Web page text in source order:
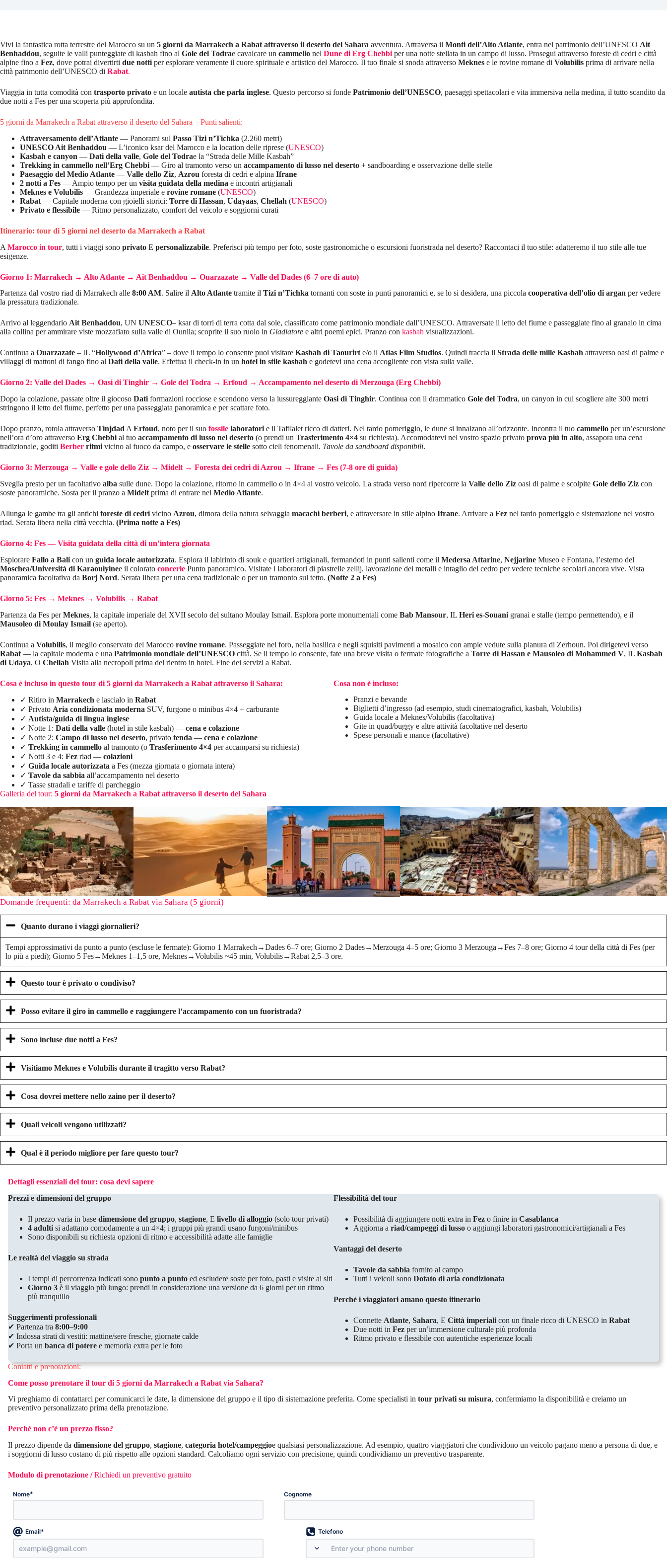
Vivi la fantastica rotta terrestre del Marocco su un 5 giorni da Marrakech a Rabat attraverso il deserto del Sahara avventura. Attraversa il Monti dell’Alto Atlante, entra nel patrimonio dell’UNESCO Ait
Benhaddou, seguite le valli punteggiate di kasbah fino al Gole del Todrae cavalcare un cammello nel Dune di Erg Chebbi per una notte stellata in un campo di lusso. Prosegui attraverso foreste di cedri e città
alpine fino a Fez, dove potrai divertirti due notti per esplorare veramente il cuore spirituale e artistico del Marocco. Il tuo finale si snoda attraverso Meknes e le rovine romane di Volubilis prima di arrivare nella
città patrimonio dell’UNESCO di Rabat.
Viaggia in tutta comodità con trasporto privato e un locale autista che parla inglese. Questo percorso si fonde Patrimonio dell’UNESCO, paesaggi spettacolari e vita immersiva nella medina, il tutto scandito da
due notti a Fes per una scoperta più approfondita.
5 giorni da Marrakech a Rabat attraverso il deserto del Sahara – Punti salienti:
Attraversamento dell’Atlante — Panorami sul Passo Tizi n’Tichka (2.260 metri)
UNESCO Ait Benhaddou — L’iconico ksar del Marocco e la location delle riprese (UNESCO)
Kasbah e canyon — Dati della valle, Gole del Todrae la “Strada delle Mille Kasbah”
Trekking in cammello nell’Erg Chebbi — Giro al tramonto verso un accampamento di lusso nel deserto + sandboarding e osservazione delle stelle
Paesaggio del Medio Atlante — Valle dello Ziz, Azrou foresta di cedri e alpina Ifrane
2 notti a Fes — Ampio tempo per un visita guidata della medina e incontri artigianali
Meknes e Volubilis — Grandezza imperiale e rovine romane (UNESCO)
Rabat — Capitale moderna con gioielli storici: Torre di Hassan, Udayaas, Chellah (UNESCO)
Privato e flessibile — Ritmo personalizzato, comfort del veicolo e soggiorni curati
Itinerario: tour di 5 giorni nel deserto da Marrakech a Rabat
A Marocco in tour, tutti i viaggi sono privato E personalizzabile. Preferisci più tempo per foto, soste gastronomiche o escursioni fuoristrada nel deserto? Raccontaci il tuo stile: adatteremo il tuo stile alle tue
esigenze.
Giorno 1: Marrakech → Alto Atlante → Ait Benhaddou → Ouarzazate → Valle del Dades (6–7 ore di auto)
Partenza dal vostro riad di Marrakech alle 8:00 AM. Salire il Alto Atlante tramite il Tizi n’Tichka tornanti con soste in punti panoramici e, se lo si desidera, una piccola cooperativa dell’olio di argan per vedere
la pressatura tradizionale.
Arrivo al leggendario Ait Benhaddou, UN UNESCO– ksar di torri di terra cotta dal sole, classificato come patrimonio mondiale dall’UNESCO. Attraversate il letto del fiume e passeggiate fino al granaio in cima
alla collina per ammirare viste mozzafiato sulla valle di Ounila; scoprite il suo ruolo in Gladiatore e altri poemi epici. Pranzo con kasbah visualizzazioni.
Continua a Ouarzazate – IL “Hollywood d’Africa” – dove il tempo lo consente puoi visitare Kasbah di Taourirt e/o il Atlas Film Studios. Quindi traccia il Strada delle mille Kasbah attraverso oasi di palme e
villaggi di mattoni di fango fino al Dati della valle. Effettua il check-in in un hotel in stile kasbah e godetevi una cena accogliente con vista sulla valle.
Giorno 2: Valle del Dades → Oasi di Tinghir → Gole del Todra → Erfoud → Accampamento nel deserto di Merzouga (Erg Chebbi)
Dopo la colazione, passate oltre il giocoso Dati formazioni rocciose e scendono verso la lussureggiante Oasi di Tinghir. Continua con il drammatico Gole del Todra, un canyon in cui scogliere alte 300 metri
stringono il letto del fiume, perfetto per una passeggiata panoramica e per scattare foto.
Dopo pranzo, rotola attraverso Tinjdad A Erfoud, noto per il suo fossile laboratori e il Tafilalet ricco di datteri. Nel tardo pomeriggio, le dune si innalzano all’orizzonte. Incontra il tuo cammello per un’escursione
nell’ora d’oro attraverso Erg Chebbi al tuo accampamento di lusso nel deserto (o prendi un Trasferimento 4×4 su richiesta). Accomodatevi nel vostro spazio privato prova più in alto, assapora una cena
tradizionale, goditi Berber ritmi vicino al fuoco da campo, e osservare le stelle sotto cieli fenomenali. Tavole da sandboard disponibili.
Giorno 3: Merzouga → Valle e gole dello Ziz → Midelt → Foresta dei cedri di Azrou → Ifrane → Fes (7-8 ore di guida)
Sveglia presto per un facoltativo alba sulle dune. Dopo la colazione, ritorno in cammello o in 4×4 al vostro veicolo. La strada verso nord ripercorre la Valle dello Ziz oasi di palme e scolpite Gole dello Ziz con
soste panoramiche. Sosta per il pranzo a Midelt prima di entrare nel Medio Atlante.
Allunga le gambe tra gli antichi foreste di cedri vicino Azrou, dimora della natura selvaggia macachi berberi, e attraversare in stile alpino Ifrane. Arrivare a Fez nel tardo pomeriggio e sistemazione nel vostro
riad. Serata libera nella città vecchia. (Prima notte a Fes)
Giorno 4: Fes — Visita guidata della città di un’intera giornata
Esplorare Fallo a Bali con un guida locale autorizzata. Esplora il labirinto di souk e quartieri artigianali, fermandoti in punti salienti come il Medersa Attarine, Nejjarine Museo e Fontana, l’esterno del
Moschea/Università di Karaouiyinee il colorato concerie Punto panoramico. Visitate i laboratori di piastrelle zellij, lavorazione dei metalli e intaglio del cedro per vedere tecniche secolari ancora vive. Vista
panoramica facoltativa da Borj Nord. Serata libera per una cena tradizionale o per un tramonto sul tetto. (Notte 2 a Fes)
Giorno 5: Fes → Meknes → Volubilis → Rabat
Partenza da Fes perMeknes, la capitale imperiale del XVII secolo del sultano Moulay Ismail. Esplora porte monumentali come Bab Mansour, IL Heri es-Souani granai e stalle (tempo permettendo), e il
Mausoleo di Moulay Ismail (se aperto).
Continua a Volubilis, il meglio conservato del Marocco rovine romane. Passeggiate nel foro, nella basilica e negli squisiti pavimenti a mosaico con ampie vedute sulla pianura di Zerhoun. Poi dirigetevi verso
Rabat — la capitale moderna e una Patrimonio mondiale dell’UNESCO città. Se il tempo lo consente, fate una breve visita o fermate fotografiche a Torre di Hassan e Mausoleo di Mohammed V, IL Kasbah
di Udaya, O Chellah Visita alla necropoli prima del rientro in hotel. Fine dei servizi a Rabat.
Cosa è incluso in questo tour di 5 giorni da Marrakech a Rabat attraverso il Sahara:
✓ Ritiro in Marrakech e lascialo in Rabat
✓ Privato Aria condizionata moderna SUV, furgone o minibus 4×4 + carburante
✓ Autista/guida di lingua inglese
✓ Notte 1: Dati della valle (hotel in stile kasbah) — cena e colazione
✓ Notte 2: Campo di lusso nel deserto, privato tenda — cena e colazione
✓ Trekking in cammello al tramonto (o Trasferimento 4×4 per accamparsi su richiesta)
✓ Notti 3 e 4: Fez riad — colazioni
✓ Guida locale autorizzata a Fes (mezza giornata o giornata intera)
✓ Tavole da sabbia all’accampamento nel deserto
✓ Tasse stradali e tariffe di parcheggio
Cosa non è incluso:
Pranzi e bevande
Biglietti d’ingresso (ad esempio, studi cinematografici, kasbah, Volubilis)
Guida locale a Meknes/Volubilis (facoltativa)
Gite in quad/buggy e altre attività facoltative nel deserto
Spese personali e mance (facoltative)
Galleria del tour: 5 giorni da Marrakech a Rabat attraverso il deserto del Sahara
Domande frequenti: da Marrakech a Rabat via Sahara (5 giorni)
Quanto durano i viaggi giornalieri?
Tempi approssimativi da punto a punto (escluse le fermate): Giorno 1 Marrakech→Dades 6–7 ore; Giorno 2 Dades→Merzouga 4–5 ore; Giorno 3 Merzouga→Fes 7–8 ore; Giorno 4 tour della città di Fes (per
lo più a piedi); Giorno 5 Fes→Meknes 1–1,5 ore, Meknes→Volubilis ~45 min, Volubilis→Rabat 2,5–3 ore.
Questo tour è privato o condiviso?
Posso evitare il giro in cammello e raggiungere l’accampamento con un fuoristrada?
Sono incluse due notti a Fes?
Visitiamo Meknes e Volubilis durante il tragitto verso Rabat?
Cosa dovrei mettere nello zaino per il deserto?
Quali veicoli vengono utilizzati?
Qual è il periodo migliore per fare questo tour?
Dettagli essenziali del tour: cosa devi sapere
Prezzi e dimensioni del gruppo
Il prezzo varia in base dimensione del gruppo, stagione, E livello di alloggio (solo tour privati)
4 adulti si adattano comodamente a un 4×4; i gruppi più grandi usano furgoni/minibus
Sono disponibili su richiesta opzioni di ritmo e accessibilità adatte alle famiglie
Le realtà del viaggio su strada
I tempi di percorrenza indicati sono punto a punto ed escludere soste per foto, pasti e visite ai siti
Giorno 3 è il viaggio più lungo: prendi in considerazione una versione da 6 giorni per un ritmo
più tranquillo
Suggerimenti professionali
✔ Partenza tra 8:00–9:00
✔ Indossa strati di vestiti: mattine/sere fresche, giornate calde
✔ Porta un banca di potere e memoria extra per le foto
Flessibilità del tour
Possibilità di aggiungere notti extra in Fez o finire in Casablanca
Aggiorna a riad/campeggi di lusso o aggiungi laboratori gastronomici/artigianali a Fes
Vantaggi del deserto
Tavole da sabbia fornito al campo
Tutti i veicoli sono Dotato di aria condizionata
Perché i viaggiatori amano questo itinerario
Connette Atlante, Sahara, E Città imperiali con un finale ricco di UNESCO in Rabat
Due notti in Fez per un’immersione culturale più profonda
Ritmo privato e flessibile con autentiche esperienze locali
Contatti e prenotazioni:
Come posso prenotare il tour di 5 giorni da Marrakech a Rabat via Sahara?
Vi preghiamo di contattarci per comunicarci le date, la dimensione del gruppo e il tipo di sistemazione preferita. Come specialisti in tour privati ​​su misura, confermiamo la disponibilità e creiamo un
preventivo personalizzato prima della prenotazione.
Perché non c’è un prezzo fisso?
Il prezzo dipende da dimensione del gruppo, stagione, categoria hotel/campeggioe qualsiasi personalizzazione. Ad esempio, quattro viaggiatori che condividono un veicolo pagano meno a persona di due, e
i soggiorni di lusso costano di più rispetto alle opzioni standard. Calcoliamo ogni servizio con precisione, quindi condividiamo un preventivo trasparente.
Modulo di prenotazione /Richiedi un preventivo gratuito
Nome* Cognome
Email* Telefono